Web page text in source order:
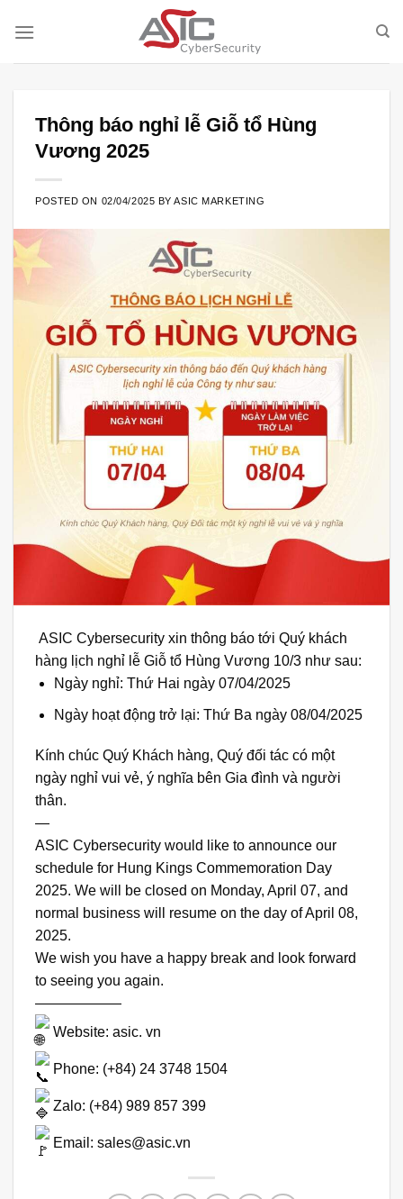
Thông báo nghỉ lễ Giỗ tổ Hùng
Vương 2025
POSTED ON 02/04/2025 BYASIC MARKETING
ASIC Cybersecurity xin thông báo tới Quý khách
hàng lịch nghỉ lễ Giỗ tổ Hùng Vương 10/3 như sau:
Ngày nghỉ: Thứ Hai ngày 07/04/2025
Ngày hoạt động trở lại: Thứ Ba ngày 08/04/2025
Kính chúc Quý Khách hàng, Quý đối tác có một
ngày nghỉ vui vẻ, ý nghĩa bên Gia đình và người
thân.
—
ASIC Cybersecurity would like to announce our
schedule for Hung Kings Commemoration Day
2025. We will be closed on Monday, April 07, and
normal business will resume on the day of April 08,
2025.
We wish you have a happy break and look forward
to seeing you again.
——————
Website: asic. vn
Phone: (+84) 24 3748 1504
Zalo: (+84) 989 857 399
Email: sales@asic.vn